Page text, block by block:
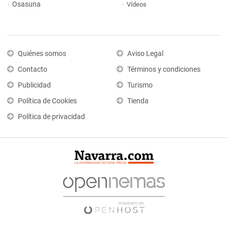
Osasuna Vídeos
Quiénes somos
Contacto
Publicidad
Política de Cookies
Política de privacidad
Aviso Legal
Términos y condiciones
Turismo
Tienda